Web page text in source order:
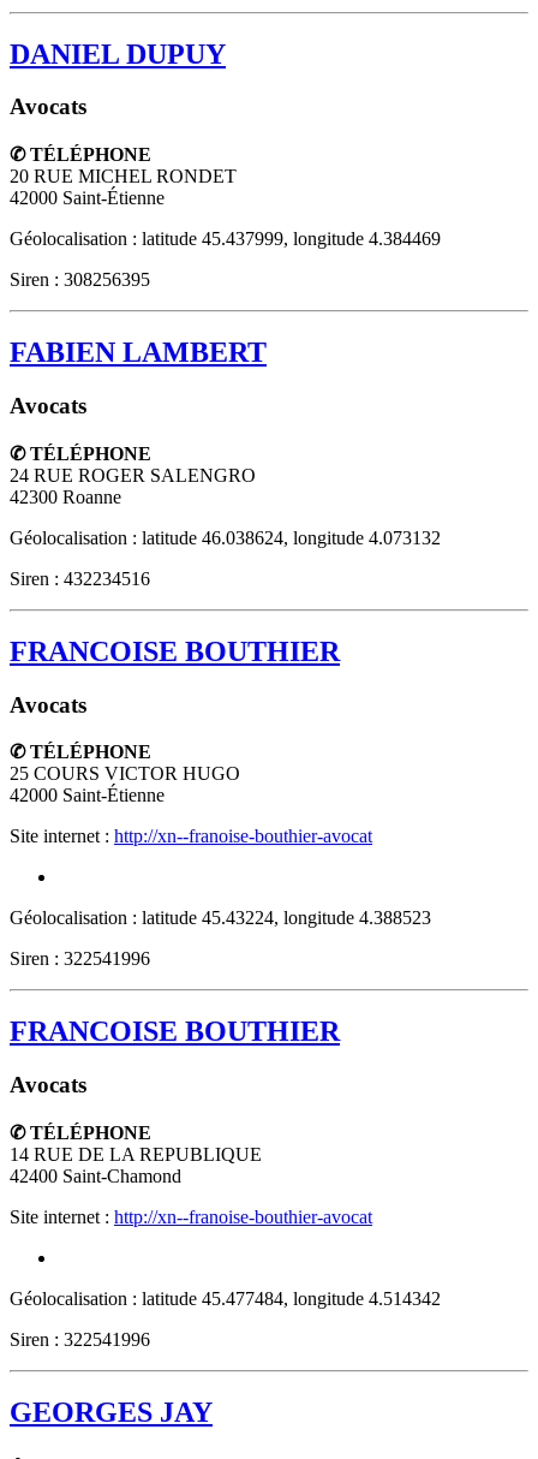
DANIEL DUPUY
Avocats
✆ TÉLÉPHONE
20 RUE MICHEL RONDET
42000 Saint-Étienne
Géolocalisation : latitude 45.437999, longitude 4.384469
Siren : 308256395
FABIEN LAMBERT
Avocats
✆ TÉLÉPHONE
24 RUE ROGER SALENGRO
42300 Roanne
Géolocalisation : latitude 46.038624, longitude 4.073132
Siren : 432234516
FRANCOISE BOUTHIER
Avocats
✆ TÉLÉPHONE
25 COURS VICTOR HUGO
42000 Saint-Étienne
Site internet : http://xn--franoise-bouthier-avocat
Géolocalisation : latitude 45.43224, longitude 4.388523
Siren : 322541996
FRANCOISE BOUTHIER
Avocats
✆ TÉLÉPHONE
14 RUE DE LA REPUBLIQUE
42400 Saint-Chamond
Site internet : http://xn--franoise-bouthier-avocat
Géolocalisation : latitude 45.477484, longitude 4.514342
Siren : 322541996
GEORGES JAY